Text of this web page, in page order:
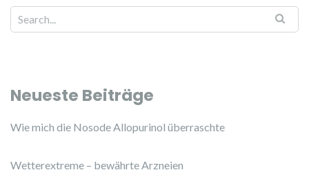
Search for:
Neueste Beiträge
Wie mich die Nosode Allopurinol überraschte
Wetterextreme – bewährte Arzneien